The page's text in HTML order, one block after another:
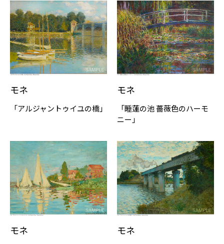
モネ
「アルジャントゥイユの橋」
モネ
「睡蓮の池 薔薇色のハーモ
ニー」
モネ モネ